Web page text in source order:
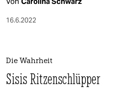
16.6.2022
Die Wahrheit
Sisis Ritzenschlüpper